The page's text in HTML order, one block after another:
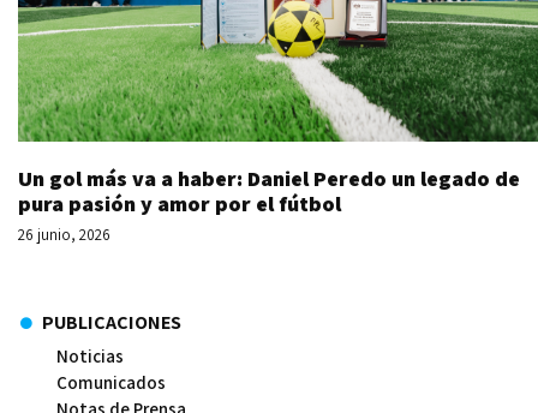
Un gol más va a haber: Daniel Peredo un legado de
pura pasión y amor por el fútbol
26 junio, 2026
PUBLICACIONES
Noticias
Comunicados
Notas de Prensa